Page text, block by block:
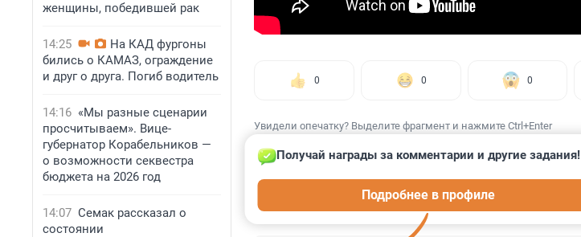
женщины, победившей рак
14:25
На КАД фургоны
бились о КАМАЗ, ограждение
и друг о друга. Погиб водитель
14:16 «Мы разные сценарии
просчитываем». Вице-
губернатор Корабельников —
о возможности секвестра
бюджета на 2026 год
14:07 Семак рассказал о
состоянии
0 0 0
Увидели опечатку? Выделите фрагмент и нажмите Ctrl+Enter
КОММЕНТАРИИ 34
Получай награды за комментарии и другие задания!
Подробнее в профиле